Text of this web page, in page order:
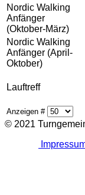
Anzeigen #
Nordic Walking
Anfänger
(Oktober-März)
Nordic Walking
Anfänger (April-
Oktober)
Lauftreff
© 2021